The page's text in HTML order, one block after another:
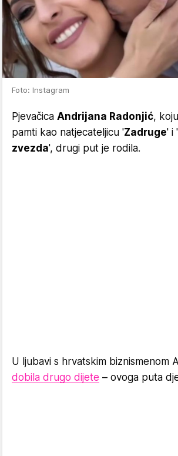
Foto: Instagram
Pjevačica Andrijana Radonjić,
pamti kao natjecateljicu 'Zadruge' i '
zvezda', drugi put je rodila.
U ljubavi s hrvatskim biznismenom
dobila drugo dijete – ovoga puta